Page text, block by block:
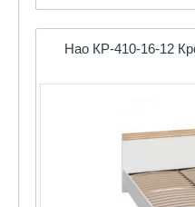
Нао КР-410-16-12